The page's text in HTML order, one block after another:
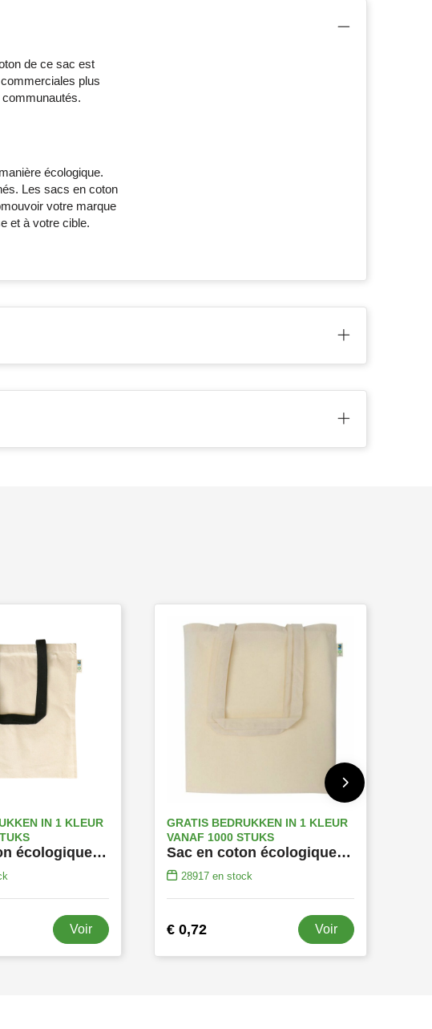
de ce sac est
plus
écologique.
Les sacs en coton
votre marque
et à votre cible.
IN 1 KLEUR
Sac en coton écologique Fairtrade avec de noir longues poignées
Voir
GRATIS BEDRUKKEN IN 1 KLEUR
VANAF 1000 STUKS
Sac en coton écologique Fairtrade avec de longues poignées
28917 en stock
€ 0,72 Voir